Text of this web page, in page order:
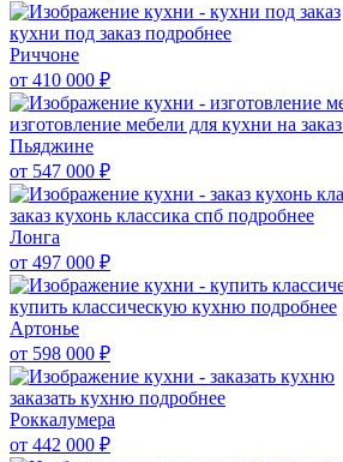
кухни под заказ подробнее
Риччоне
от 410 000 ₽
изготовление мебели для кухни на заказ
Пьяджине
от 547 000 ₽
заказ кухонь классика спб подробнее
Лонга
от 497 000 ₽
купить классическую кухню подробнее
Артонье
от 598 000 ₽
заказать кухню подробнее
Роккалумера
от 442 000 ₽